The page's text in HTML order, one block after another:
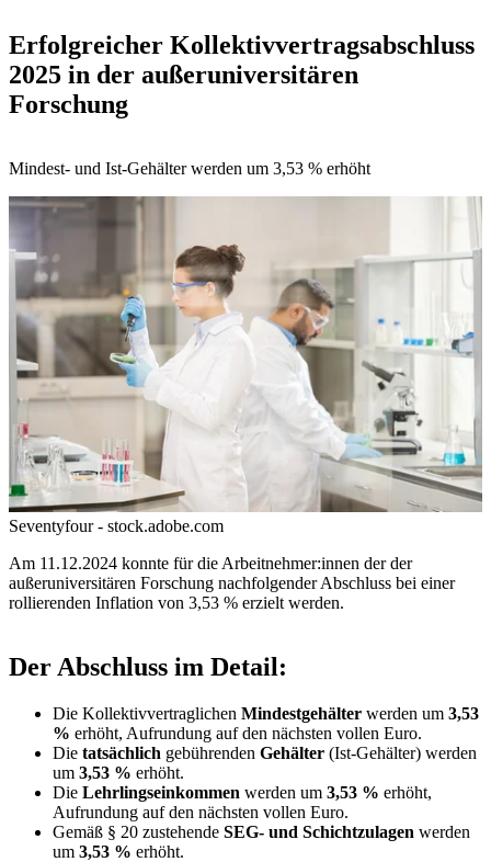
Erfolgreicher Kollektivvertragsabschluss
2025 in der außeruniversitären
Forschung
Mindest- und Ist-Gehälter werden um 3,53 % erhöht
Seventyfour - stock.adobe.com
Am 11.12.2024 konnte für die Arbeitnehmer:innen der der
außeruniversitären Forschung nachfolgender Abschluss bei einer
rollierenden Inflation von 3,53 % erzielt werden.
Der Abschluss im Detail:
Die Kollektivvertraglichen Mindestgehälter werden um 3,53
% erhöht, Aufrundung auf den nächsten vollen Euro.
Die tatsächlich gebührenden Gehälter (Ist-Gehälter) werden
um 3,53 % erhöht.
Die Lehrlingseinkommen werden um 3,53 % erhöht,
Aufrundung auf den nächsten vollen Euro.
Gemäß § 20 zustehende SEG- und Schichtzulagen werden
um 3,53 % erhöht.